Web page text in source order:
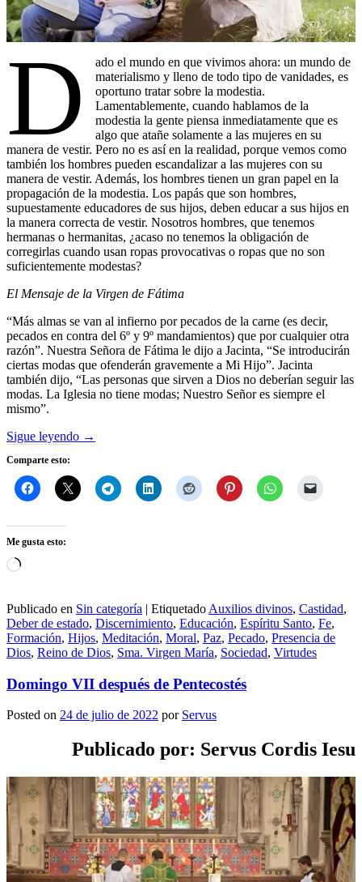
D
ado el mundo en que vivimos ahora: un mundo de
materialismo y lleno de todo tipo de vanidades, es
oportuno tratar sobre la modestia.
Lamentablemente, cuando hablamos de la
modestia la gente piensa inmediatamente que es
algo que atañe solamente a las mujeres en su
manera de vestir. Pero no es así en la realidad, porque vemos como
también los hombres pueden escandalizar a las mujeres con su
manera de vestir. Además, los hombres tienen un gran papel en la
propagación de la modestia. Los papás que son hombres,
supuestamente educadores de sus hijos, deben educar a sus hijos en
la manera correcta de vestir. Nosotros hombres, que tenemos
hermanas o hermanitas, ¿acaso no tenemos la obligación de
corregirlas cuando usan ropas provocativas o ropas que no son
suficientemente modestas?
El Mensaje de la Virgen de Fátima
“Más almas se van al infierno por pecados de la carne (es decir,
pecados en contra del 6º y 9º mandamientos) que por cualquier otra
razón”. Nuestra Señora de Fátima le dijo a Jacinta, “Se introducirán
ciertas modas que ofenderán gravemente a Mi Hijo”. Jacinta
también dijo, “Las personas que sirven a Dios no deberían seguir las
modas. La Iglesia no tiene modas; Nuestro Señor es siempre el
mismo”.
Sigue leyendo →
Comparte esto:
Me gusta esto:
Cargando...
Publicado en Sin categoría | Etiquetado Auxilios divinos, Castidad,
Deber de estado, Discernimiento, Educación, Espíritu Santo, Fe,
Formación, Hijos, Meditación, Moral, Paz, Pecado, Presencia de
Dios, Reino de Dios, Sma. Virgen María, Sociedad, Virtudes
Domingo VII después de Pentecostés
Posted on 24 de julio de 2022 por Servus
Publicado por: Servus Cordis Iesu